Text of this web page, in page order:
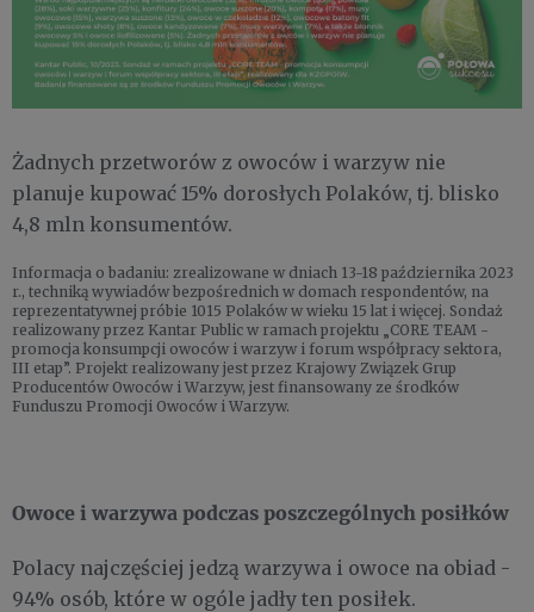
Żadnych przetworów z owoców i warzyw nie
planuje kupować 15% dorosłych Polaków, tj. blisko
4,8 mln konsumentów.
Informacja o badaniu: zrealizowane w dniach 13-18 października 2023
r., techniką wywiadów bezpośrednich w domach respondentów, na
reprezentatywnej próbie 1015 Polaków w wieku 15 lat i więcej. Sondaż
realizowany przez Kantar Public w ramach projektu „CORE TEAM -
promocja konsumpcji owoców i warzyw i forum współpracy sektora,
III etap”. Projekt realizowany jest przez Krajowy Związek Grup
Producentów Owoców i Warzyw, jest finansowany ze środków
Funduszu Promocji Owoców i Warzyw.
Owoce i warzywa podczas poszczególnych posiłków
Polacy najczęściej jedzą warzywa i owoce na obiad -
94% osób, które w ogóle jadły ten posiłek.